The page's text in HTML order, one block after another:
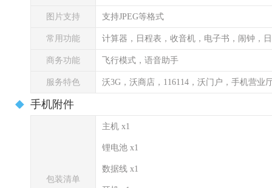
图片支持 支持JPEG等格式
常用功能 计算器，日程表，收音机，电子书，闹钟，
商务功能 飞行模式，语音助手
服务特色 沃3G，沃商店，116114，沃门户，手机营业
手机附件
包装清单
主机 x1
锂电池 x1
数据线 x1